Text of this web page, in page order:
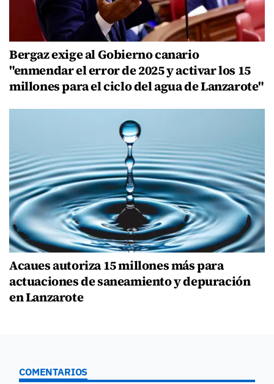
Bergaz exige al Gobierno canario
"enmendar el error de 2025 y activar los 15
millones para el ciclo del agua de Lanzarote"
Acaues autoriza 15 millones más para
actuaciones de saneamiento y depuración
en Lanzarote
COMENTARIOS